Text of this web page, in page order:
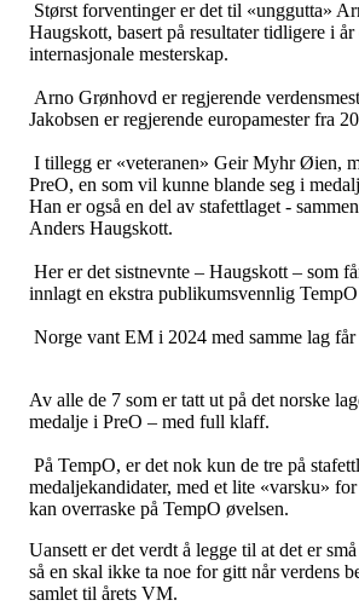
Størst forventinger er det til «unggutta»
Haugskott, basert på resultater tidligere i
internasjonale mesterskap.
Arno Grønhovd er regjerende
Jakobsen er regjerende europamester fra
I tillegg er «veteranen» Geir Myhr Øien,
PreO, en som vil kunne blande seg i
Han er også en del av stafettlaget -
Anders Haugskott.
Her er det sistnevnte – Haugskott – som
innlagt en ekstra publikumsvennlig TempO
Norge vant EM i 2024 med samme lag
Av alle de 7 som er tatt ut på det norske
medalje i PreO – med full klaff.
På TempO, er det nok kun de tre på
medaljekandidater, med et lite «varsku»
kan overraske på TempO øvelsen.
Uansett er det verdt å legge til at det er
så en skal ikke ta noe for gitt når verdens
samlet til årets VM.